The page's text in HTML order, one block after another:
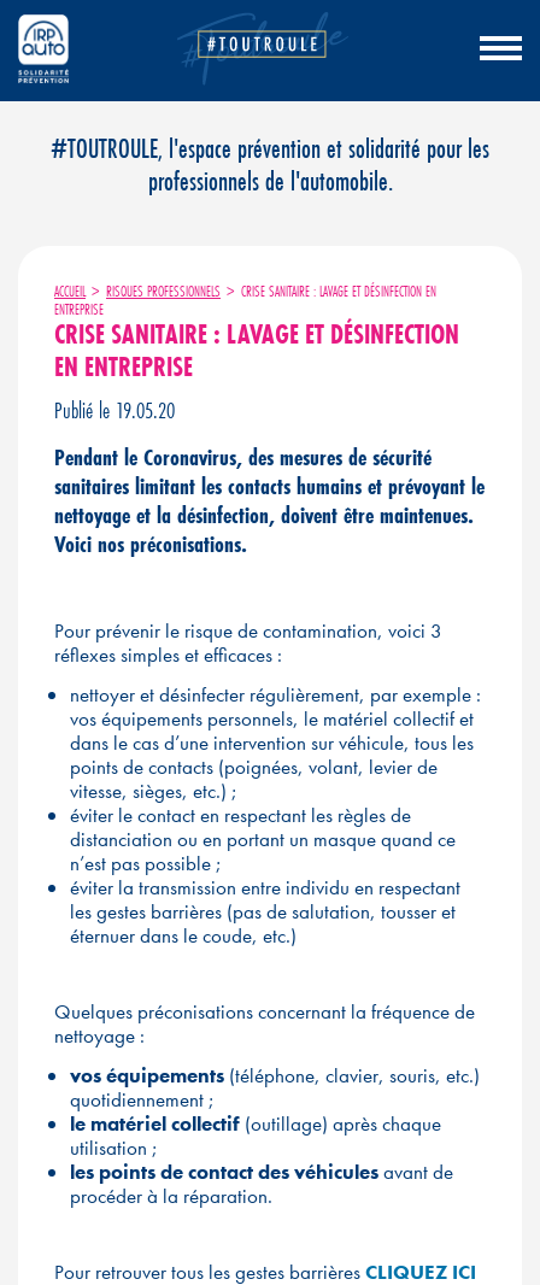
#TOUTROULE, l'espace prévention et solidarité pour les
professionnels de l'automobile.
ACCUEIL > RISQUES PROFESSIONNELS > CRISE SANITAIRE : LAVAGE ET DÉSINFECTION EN
ENTREPRISE
CRISE SANITAIRE : LAVAGE ET DÉSINFECTION
EN ENTREPRISE
Publié le 19.05.20
Pendant le Coronavirus, des mesures de sécurité
sanitaires limitant les contacts humains et prévoyant le
nettoyage et la désinfection, doivent être maintenues.
Voici nos préconisations.
Pour prévenir le risque de contamination, voici 3
réflexes simples et efficaces :
nettoyer et désinfecter régulièrement, par exemple :
vos équipements personnels, le matériel collectif et
dans le cas d’une intervention sur véhicule, tous les
points de contacts (poignées, volant, levier de
vitesse, sièges, etc.) ;
éviter le contact en respectant les règles de
distanciation ou en portant un masque quand ce
n’est pas possible ;
éviter la transmission entre individu en respectant
les gestes barrières (pas de salutation, tousser et
éternuer dans le coude, etc.)
Quelques préconisations concernant la fréquence de
nettoyage :
vos équipements (téléphone, clavier, souris, etc.)
quotidiennement ;
le matériel collectif (outillage) après chaque
utilisation ;
les points de contact des véhiculesavant de
procéder à la réparation.
Pour retrouver tous les gestes barrièresCLIQUEZ ICI